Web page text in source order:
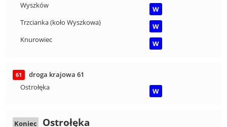
Wyszków
W
Trzcianka (koło Wyszkowa)
W
Knurowiec
W
61
droga krajowa 61
Ostrołęka
W
Koniec Ostrołęka